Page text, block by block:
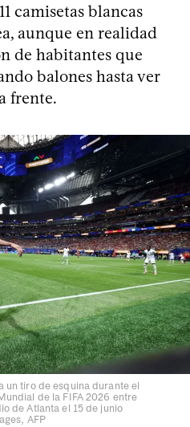
camisetas blancas
aunque en realidad
de habitantes que
balones hasta ver
frente.
un tiro de esquina durante el
de la FIFA 2026 entre
de Atlanta el 15 de junio
AFP